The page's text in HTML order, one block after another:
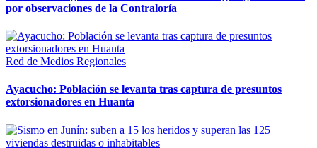
por observaciones de la Contraloría
Red de Medios Regionales
Ayacucho: Población se levanta tras captura de presuntos
extorsionadores en Huanta